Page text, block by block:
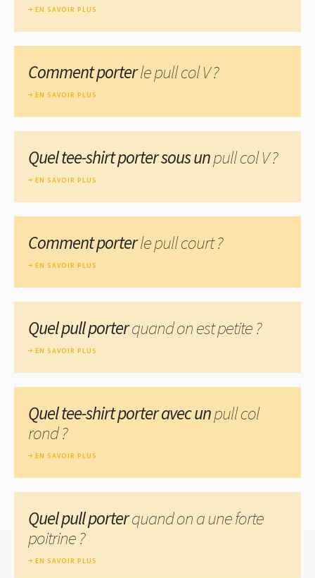
EN SAVOIR PLUS
Comment porterle pull col V ?
EN SAVOIR PLUS
Quel tee-shirt porter sous unpull col V ?
EN SAVOIR PLUS
Comment porterle pull court ?
EN SAVOIR PLUS
Quel pull porterquand on est petite ?
EN SAVOIR PLUS
Quel tee-shirt porter avec unpull col
rond ?
EN SAVOIR PLUS
Quel pull porterquand on a une forte
poitrine ?
EN SAVOIR PLUS